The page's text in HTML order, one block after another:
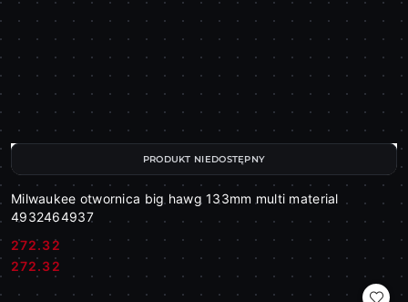
Milwaukee otwornica big hawg 133mm multi material
4932464937
Cena:
272.32
Cena:
272.32
PRODUKT NIEDOSTĘPNY